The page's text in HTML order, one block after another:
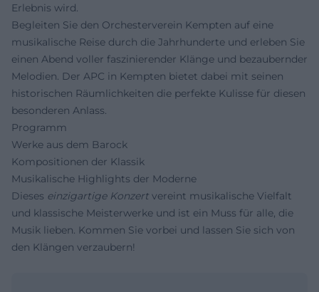
Erlebnis wird.
Begleiten Sie den Orchesterverein Kempten auf eine
musikalische Reise durch die Jahrhunderte und erleben Sie
einen Abend voller faszinierender Klänge und bezaubernder
Melodien. Der APC in Kempten bietet dabei mit seinen
historischen Räumlichkeiten die perfekte Kulisse für diesen
besonderen Anlass.
Programm
Werke aus dem Barock
Kompositionen der Klassik
Musikalische Highlights der Moderne
Dieses einzigartige Konzert vereint musikalische Vielfalt
und klassische Meisterwerke und ist ein Muss für alle, die
Musik lieben. Kommen Sie vorbei und lassen Sie sich von
den Klängen verzaubern!